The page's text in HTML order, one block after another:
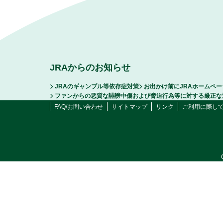
JRAからのお知らせ
JRAのギャンブル等依存症対策
お出かけ前にJRAホームペ
ファンからの悪質な誹謗中傷および脅迫行為等に対する厳正
FAQ/お問い合わせ
サイトマップ リンク ご利用に際し